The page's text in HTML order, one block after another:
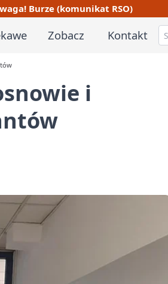
Burze (komunikat RSO)
Zobacz Kontakt
i